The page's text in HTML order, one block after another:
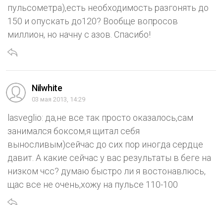
пульсометра),есть необходимость разгонять до
150 и опускать до120? Вообще вопросов
миллион, но начну с азов. Спасибо!
Nilwhite
03 мая 2013, 14:29
lasveglio: да,не все так просто оказалось,сам
занимался боксом,я щитал себя
выносливым)сейчас до сих пор иногда сердце
давит. А какие сейчас у вас результаты в беге на
низком чсс? думаю быстро ли я востонавлюсь,
щас все не очень,хожу на пульсе 110-100